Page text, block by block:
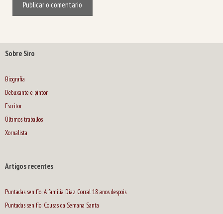
Sobre Siro
Biografía
Debuxante e pintor
Escritor
Últimos traballos
Xornalista
Artigos recentes
Puntadas sen fío: A familia Díaz Corral 18 anos despois
Puntadas sen fío: Cousas da Semana Santa